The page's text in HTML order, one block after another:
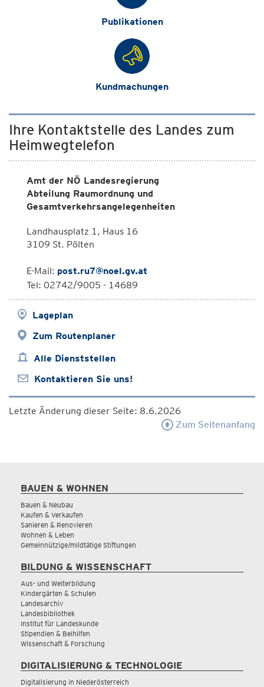
Publikationen
Kundmachungen
Ihre Kontaktstelle des Landes zum
Heimwegtelefon
Amt der NÖ Landesregierung
Abteilung Raumordnung und
Gesamtverkehrsangelegenheiten
Landhausplatz 1, Haus 16
3109 St. Pölten
E-Mail: post.ru7@noel.gv.at
Tel: 02742/9005 - 14689
Lageplan
Zum Routenplaner
Alle Dienststellen
Kontaktieren Sie uns!
Letzte Änderung dieser Seite: 8.6.2026
Zum Seitenanfang
BAUEN & WOHNEN
Bauen & Neubau
Kaufen & Verkaufen
Sanieren & Renovieren
Wohnen & Leben
Gemeinnützige/mildtätige Stiftungen
BILDUNG & WISSENSCHAFT
Aus- und Weiterbildung
Kindergärten & Schulen
Landesarchiv
Landesbibliothek
Institut für Landeskunde
Stipendien & Beihilfen
Wissenschaft & Forschung
DIGITALISIERUNG & TECHNOLOGIE
Digitalisierung in Niederösterreich